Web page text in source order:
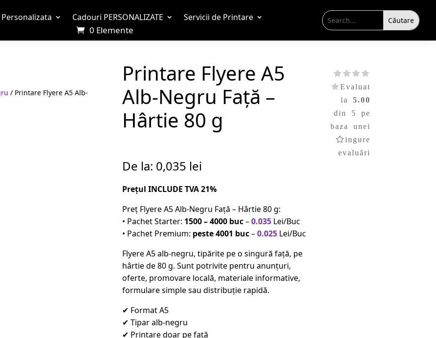
Cadouri PERSONALIZATE Servicii de Printare
0 Elemente
/ Printare Flyere A5 Alb-
Printare Flyere A5
Alb-Negru Față –
Hârtie 80 g
Evaluat
la 5.00
din 5 pe
baza unei
singure
evaluări
De la: 0,035 lei
Prețul INCLUDE TVA 21%
Preț Flyere A5 Alb-Negru Față – Hârtie 80 g:
• Pachet Starter: 1500 – 4000 buc–0.035Lei/Buc
• Pachet Premium: peste 4001 buc–0.025Lei/Buc
Flyere A5 alb-negru, tipărite pe o singură față, pe
hârtie de 80 g. Sunt potrivite pentru anunțuri,
oferte, promovare locală, materiale informative,
formulare simple sau distribuție rapidă.
✔ Format A5
✔ Tipar alb-negru
✔ Printare doar pe față